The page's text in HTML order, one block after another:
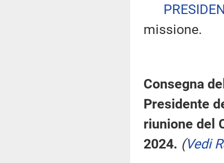
missione.
Consegna
Presidente
riunione del
2024. (Vedi